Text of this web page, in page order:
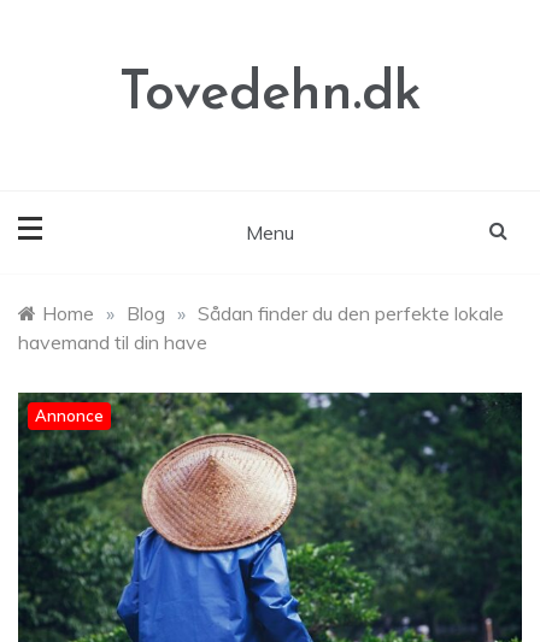
Tovedehn.dk
Menu
Home » Blog » Sådan finder du den perfekte lokale
havemand til din have
Annonce